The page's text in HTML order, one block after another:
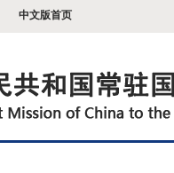
中文版首页